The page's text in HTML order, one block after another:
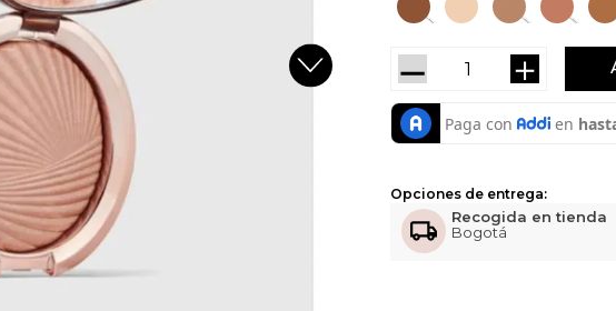
＋
－
Opciones de entrega:
Recogida en tienda
Bogotá